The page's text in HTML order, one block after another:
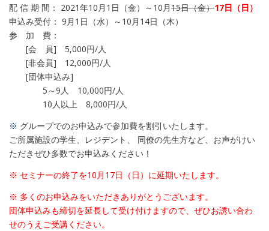
配 信 期 間： 2021年10月1日（金）～10月15日（金）17日（日）
申込み受付： 9月1日（水）～10月14日（木）
参 加 費：
[会 員] 5,000円/人
[非会員] 12,000円/人
[団体申込み]
5～9人 10,000円/人
10人以上 8,000円/人
※ グループでのお申込みで参加費を割引いたします。
ご所属施設の学生、レジデント、 同僚の先生方など、お声がけい
ただきぜひ多数でお申込みください！
※ セミナーの終了を10月17日（日）に延期いたします。
※ 多くのお申込みをいただきありがとうございます。
団体申込みも締切を延長して受け付けますので、ぜひお誘い合わ
せのうえご受講ください。